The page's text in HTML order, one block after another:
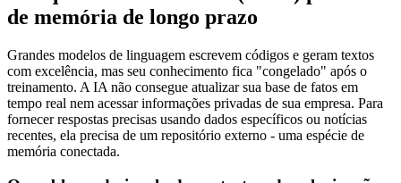
de memória de longo prazo
Grandes modelos de linguagem escrevem códigos e geram textos
com excelência, mas seu conhecimento fica "congelado" após o
treinamento. A IA não consegue atualizar sua base de fatos em
tempo real nem acessar informações privadas de sua empresa. Para
fornecer respostas precisas usando dados específicos ou notícias
recentes, ela precisa de um repositório externo - uma espécie de
memória conectada.